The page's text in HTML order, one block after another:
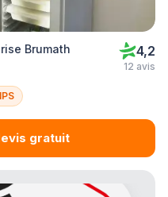
Brumath 4,2
12 avis
gratuit